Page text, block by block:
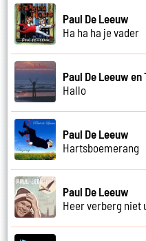
Paul De Leeuw
Ha ha ha je vader
Paul De Leeuw en
Hallo
Paul De Leeuw
Hartsboemerang
Paul De Leeuw
Heer verberg niet